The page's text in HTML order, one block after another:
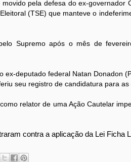
pela defesa do ex-governador
(TSE) que manteve o
Supremo após o mês de
deputado federal Natan Donadon
seu registro de candidatura para as
relator de uma Ação Cautelar
contra a aplicação da Lei Ficha